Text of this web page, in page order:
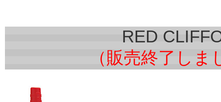
RED
（販売終了しま